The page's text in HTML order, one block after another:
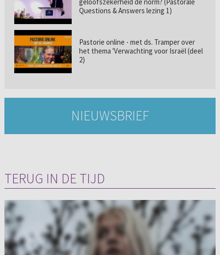
Questions & Answers lezing 1)
Pastorie online - met ds. Tramper over
het thema 'Verwachting voor Israël (deel
2)
NIEUWSBRIEF
TERUG IN DE TIJD